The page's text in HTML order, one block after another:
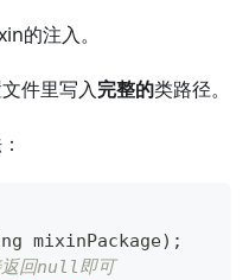
的注入。
件里写入完整的类路径。
mixinPackage) ;
返回null即可